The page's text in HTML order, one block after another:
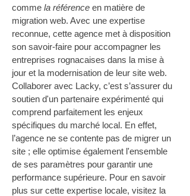
comme la référence en matière de
migration web. Avec une expertise
reconnue, cette agence met à disposition
son savoir-faire pour accompagner les
entreprises rognacaises dans la mise à
jour et la modernisation de leur site web.
Collaborer avec Lacky, c’est s’assurer du
soutien d'un partenaire expérimenté qui
comprend parfaitement les enjeux
spécifiques du marché local. En effet,
l’agence ne se contente pas de migrer un
site ; elle optimise également l'ensemble
de ses paramètres pour garantir une
performance supérieure. Pour en savoir
plus sur cette expertise locale, visitez la